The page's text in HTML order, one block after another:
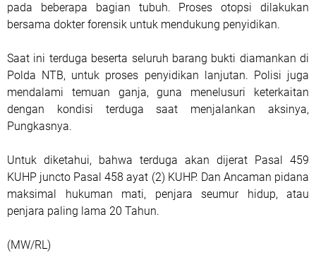
pada beberapa bagian tubuh. Proses otopsi dilakukan
bersama dokter forensik untuk mendukung penyidikan.
Saat ini terduga beserta seluruh barang bukti diamankan di
Polda NTB, untuk proses penyidikan lanjutan. Polisi juga
mendalami temuan ganja, guna menelusuri keterkaitan
dengan kondisi terduga saat menjalankan aksinya,
Pungkasnya.
Untuk diketahui, bahwa terduga akan dijerat Pasal 459
KUHP juncto Pasal 458 ayat (2) KUHP. Dan Ancaman pidana
maksimal hukuman mati, penjara seumur hidup, atau
penjara paling lama 20 Tahun.
(MW/RL)